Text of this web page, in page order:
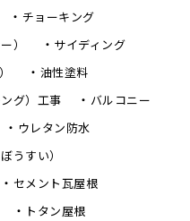
チョーキング
）
サイディング
油性塗料
グ）工事
バルコニー
ウレタン防水
うすい）
セメント瓦屋根
トタン屋根